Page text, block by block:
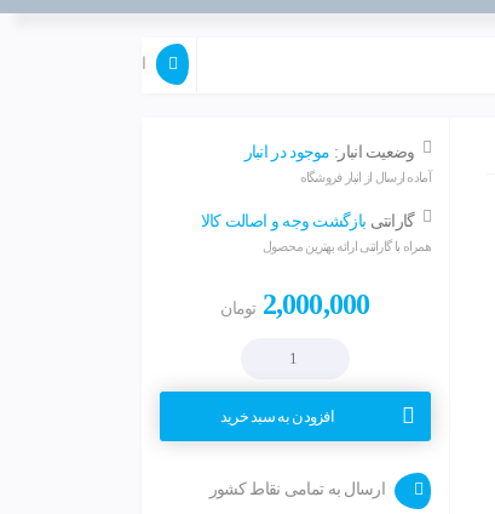
وضعیت انبار: موجود در انبار
آماده ارسال از انبار فروشگاه
گارانتی بازگشت وجه و اصالت کالا
همراه با گارانتی ارائه بهترین محصول
2,000,000 تومان
افزودن به سبد خرید
ارسال به تمامی نقاط کشور